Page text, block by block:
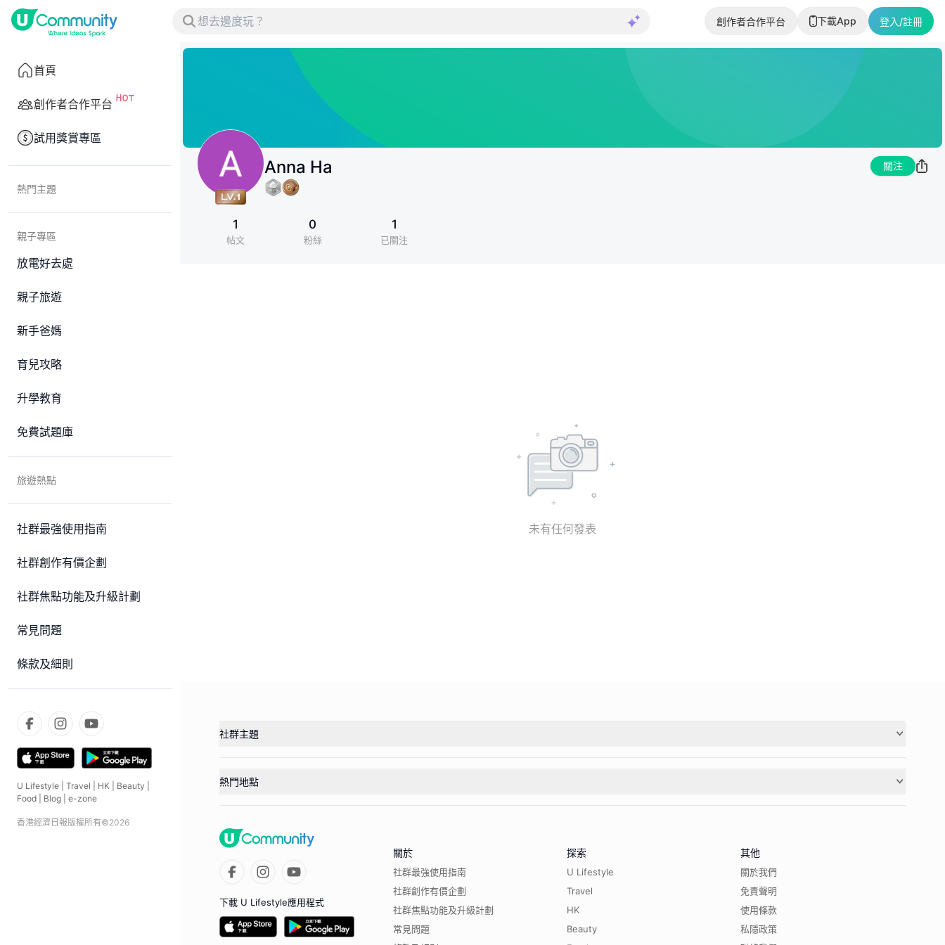
創作者合作平台 下載App 登入/註冊
首頁
創作者合作平台
試用獎賞專區
熱門主題
親子專區
放電好去處
親子旅遊
新手爸媽
育兒攻略
升學教育
免費試題庫
旅遊熱點
社群最強使用指南
社群創作有價企劃
社群焦點功能及升級計劃
常見問題
條款及細則
U Lifestyle Travel HK Beauty
Food
Blog e-zone
香港經濟日報版權所有©2026
Anna Ha 關注
1
帖文
0
粉絲
1
已關注
未有任何發表
社群主題
熱門地點
下載 U Lifestyle應用程式
關於
社群最強使用指南
社群創作有價企劃
社群焦點功能及升級計劃
常見問題
探索
U Lifestyle
Travel
HK
Beauty
其他
關於我們
免責聲明
使用條款
私隱政策